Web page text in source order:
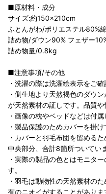
■原材料・成分
サイズ:約150×210cm
ふとんがわ/ポリエステル80%
詰め物/ダウン90% フェザー
詰め物量/0.8kg
■注意事項/その他
・洗濯の際は洗濯絵表示をご確
・側生地より天然褐色のダウ
が天然素材の証しです。品質や
・画像の枕やベッドなどは付属
・製品保護のためカバーを掛け
・カバーと羽毛布団を留める
中央部分、合計8箇所ついてい
・実際の製品の色とはモニタ
す。
・羽毛は動物性の天然素材の
有のニオイがすることがありま